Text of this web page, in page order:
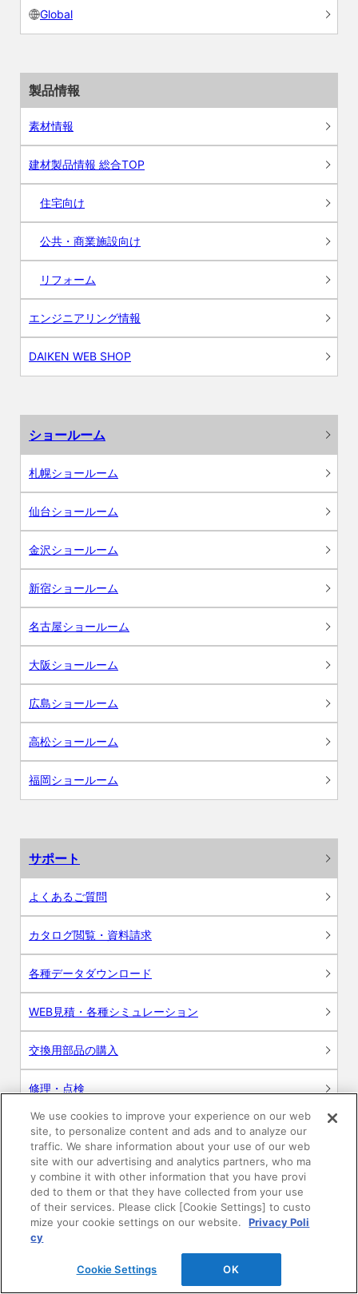
Global
製品情報
素材情報
建材製品情報 総合TOP
住宅向け
公共・商業施設向け
リフォーム
エンジニアリング情報
DAIKEN WEB SHOP
ショールーム
札幌ショールーム
仙台ショールーム
金沢ショールーム
新宿ショールーム
名古屋ショールーム
大阪ショールーム
広島ショールーム
高松ショールーム
福岡ショールーム
サポート
よくあるご質問
カタログ閲覧・資料請求
各種データダウンロード
WEB見積・各種シミュレーション
交換用部品の購入
修理・点検
お問い合わせ
ログイン
建築・設計関係者様向けサイト
ユーザー登録サービス
WEB見積システム
We use cookies to improve your experience on our web
site, to personalize content and ads and to analyze our
traffic. We share information about your use of our web
site with our advertising and analytics partners, who ma
y combine it with other information that you have provi
ded to them or that they have collected from your use
of their services. Please click [Cookie Settings] to custo
mize your cookie settings on our website.
Privacy Poli
cy
Cookie Settings OK